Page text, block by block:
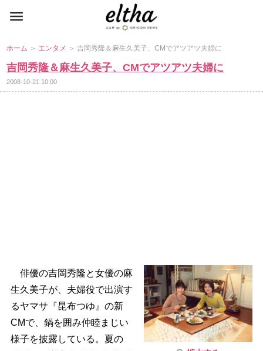
ホーム ＞ エンタメ ＞ 吉岡秀隆＆麻生久美子、CMでアツアツ夫婦に
吉岡秀隆＆麻生久美子、CMでアツアツ夫婦に
2008-10-21 10:00
俳優の吉岡秀隆と女優の麻
生久美子が、夫婦役で出演す
るヤマサ『昆布つゆ』の新
CMで、鍋を囲み仲睦まじい
様子を披露している。夏の